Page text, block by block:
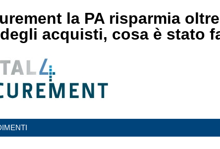
la PA risparmia
acquisti, cosa è stato